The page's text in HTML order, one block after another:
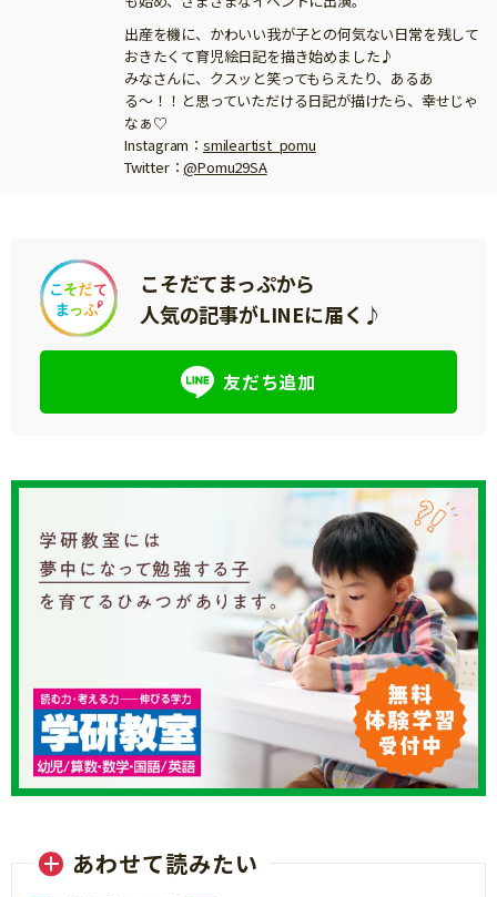
出産を機に、かわいい我が子との何気ない日常を残して
おきたくて育児絵日記を描き始めました♪
みなさんに、クスッと笑ってもらえたり、あるあ
る〜！！と思っていただける日記が描けたら、幸せじゃ
なぁ♡
Instagram： smileartist_pomu
Twitter：@Pomu29SA
こそだてまっぷから
人気の記事がLINEに届く♪
友だち追加
あわせて読みたい